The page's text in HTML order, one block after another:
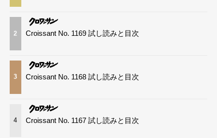
2 Croissant No. 1169 試し読みと目次
3 Croissant No. 1168 試し読みと目次
4 Croissant No. 1167 試し読みと目次